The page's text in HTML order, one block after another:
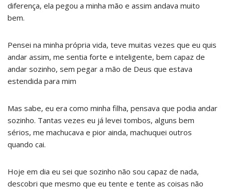
diferença, ela pegou a minha mão e assim andava muito
bem.
Pensei na minha própria vida, teve muitas vezes que eu quis
andar assim, me sentia forte e inteligente, bem capaz de
andar sozinho, sem pegar a mão de Deus que estava
estendida para mim
Mas sabe, eu era como minha filha, pensava que podia andar
sozinho. Tantas vezes eu já levei tombos, alguns bem
sérios, me machucava e pior ainda, machuquei outros
quando cai.
Hoje em dia eu sei que sozinho não sou capaz de nada,
descobri que mesmo que eu tente e tente as coisas não